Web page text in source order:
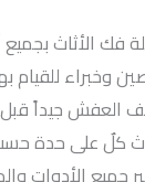
فك الأثاث
وخبراء للقيام
العفش جيداً
كلٌ على حدة
جميع الأدوات